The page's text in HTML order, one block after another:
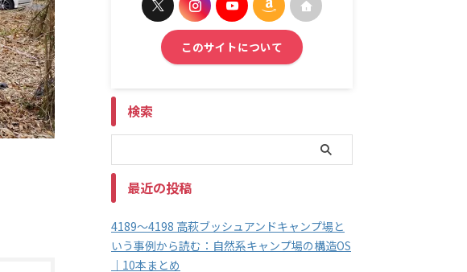
このサイトについて
検索
最近の投稿
4189～4198 高萩ブッシュアンドキャンプ場と
いう事例から読む：自然系キャンプ場の構造OS
｜10本まとめ